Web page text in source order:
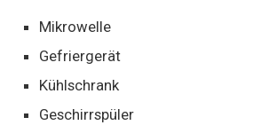
Mikrowelle
Gefriergerät
Kühlschrank
Geschirrspüler